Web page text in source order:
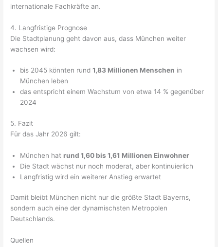
internationale Fachkräfte an.
4. Langfristige Prognose
Die Stadtplanung geht davon aus, dass München weiter
wachsen wird:
bis 2045 könnten rund1,83 Millionen Menschen in
München leben
das entspricht einem Wachstum von etwa 14 % gegenüber
2024
5. Fazit
Für das Jahr 2026 gilt:
München hat rund 1,60 bis 1,61 Millionen Einwohner
Die Stadt wächst nur noch moderat, aber kontinuierlich
Langfristig wird ein weiterer Anstieg erwartet
Damit bleibt München nicht nur die größte Stadt Bayerns,
sondern auch eine der dynamischsten Metropolen
Deutschlands.
Quellen